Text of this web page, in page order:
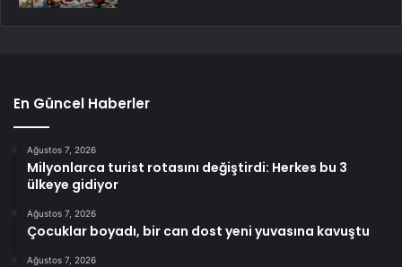
En Güncel Haberler
Ağustos 7, 2026
Milyonlarca turist rotasını değiştirdi: Herkes bu 3
ülkeye gidiyor
Ağustos 7, 2026
Çocuklar boyadı, bir can dost yeni yuvasına kavuştu
Ağustos 7, 2026